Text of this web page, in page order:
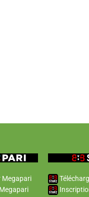
Megapari